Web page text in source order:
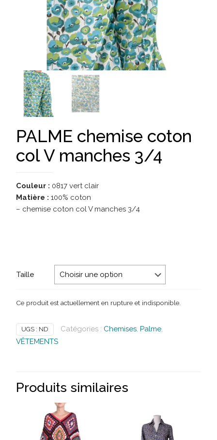
PALME chemise coton
col V manches 3/4
Couleur : 0817 vert clair
Matière : 100% coton
– chemise coton col V manches 3/4
Taille
Ce produit est actuellement en rupture et indisponible.
UGS : ND Catégories : Chemises Palme
VÊTEMENTS
Produits similaires